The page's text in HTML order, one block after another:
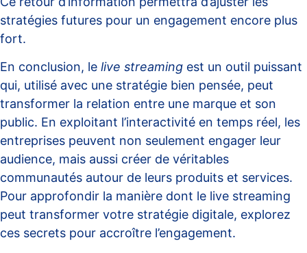
stratégies futures pour un engagement encore plus
fort.
En conclusion, le live streaming est un outil puissant
qui, utilisé avec une stratégie bien pensée, peut
transformer la relation entre une marque et son
public. En exploitant l’interactivité en temps réel, les
entreprises peuvent non seulement engager leur
audience, mais aussi créer de véritables
communautés autour de leurs produits et services.
Pour approfondir la manière dont le live streaming
peut transformer votre stratégie digitale, explorez
ces secrets pour accroître l’engagement.